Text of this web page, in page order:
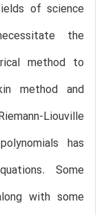
of science
the
method to
method and
Liouville
has
Some
with some